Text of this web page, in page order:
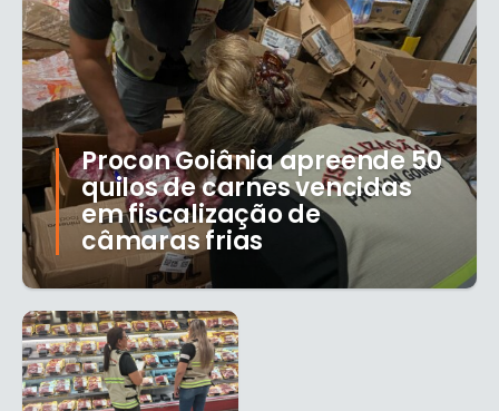
Procon Goiânia apreende 50
quilos de carnes vencidas
em fiscalização de
câmaras frias